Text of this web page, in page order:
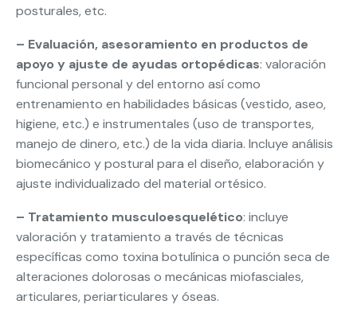
posturales, etc.
– Evaluación, asesoramiento en productos de
apoyo y ajuste de ayudas ortopédicas: valoración
funcional personal y del entorno así como
entrenamiento en habilidades básicas (vestido, aseo,
higiene, etc.) e instrumentales (uso de transportes,
manejo de dinero, etc.) de la vida diaria. Incluye análisis
biomecánico y postural para el diseño, elaboración y
ajuste individualizado del material ortésico.
– Tratamiento musculoesquelético: incluye
valoración y tratamiento a través de técnicas
específicas como toxina botulínica o punción seca de
alteraciones dolorosas o mecánicas miofasciales,
articulares, periarticulares y óseas.